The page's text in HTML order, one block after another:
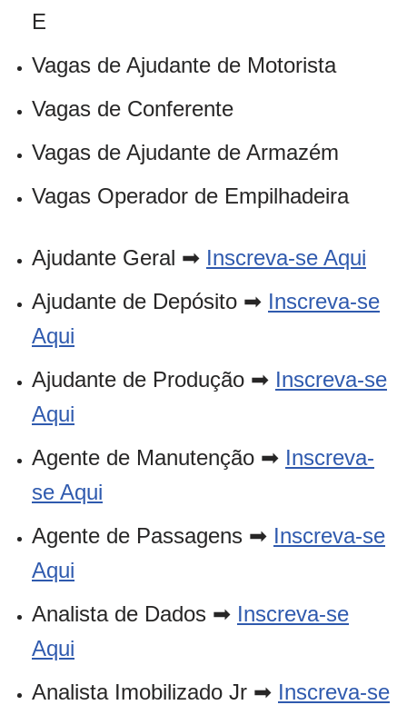
E
Vagas de Ajudante de Motorista
Vagas de Conferente
Vagas de Ajudante de Armazém
Vagas Operador de Empilhadeira
Ajudante Geral ➡ Inscreva-se Aqui
Ajudante de Depósito ➡ Inscreva-se
Aqui
Ajudante de Produção ➡ Inscreva-se
Aqui
Agente de Manutenção ➡ Inscreva-
se Aqui
Agente de Passagens ➡ Inscreva-se
Aqui
Analista de Dados ➡ Inscreva-se
Aqui
Analista Imobilizado Jr ➡ Inscreva-se